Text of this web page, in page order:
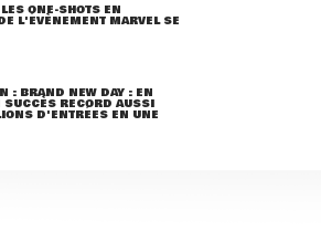
ONE-SHOTS EN
L'ÉVÈNEMENT MARVEL SE
: BRAND NEW DAY : EN
SUCCÈS RECORD AUSSI
D'ENTRÉES EN UNE